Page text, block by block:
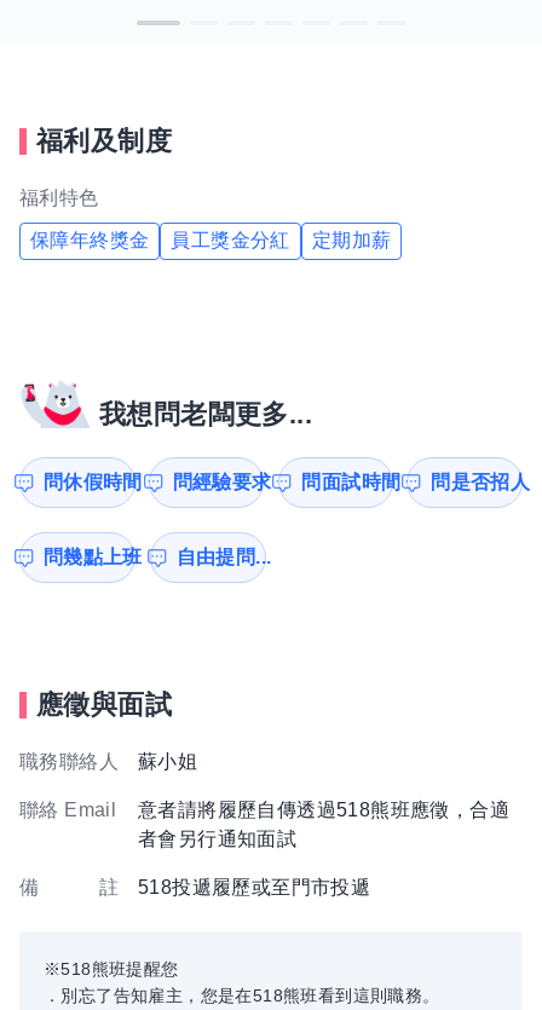
福利及制度
福利特色
保障年終獎金 員工獎金分紅 定期加薪
我想問老闆更多...
問休假時間 問經驗要求 問面試時間 問是否招人
問幾點上班 自由提問...
應徵與面試
職務聯絡人 蘇小姐
聯絡 Email
意者請將履歷自傳透過518熊班應徵，合適
者會另行通知面試
備 註 518投遞履歷或至門市投遞
※518熊班提醒您
．別忘了告知雇主，您是在518熊班看到這則職務。